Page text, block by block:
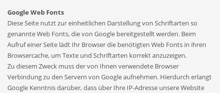
Google Web Fonts
Diese Seite nutzt zur einheitlichen Darstellung von Schriftarten so
genannte Web Fonts, die von Google bereitgestellt werden. Beim
Aufruf einer Seite lädt Ihr Browser die benötigten Web Fonts in ihren
Browsercache, um Texte und Schriftarten korrekt anzuzeigen.
Zu diesem Zweck muss der von Ihnen verwendete Browser
Verbindung zu den Servern von Google aufnehmen. Hierdurch erlangt
Google Kenntnis darüber, dass über Ihre IP-Adresse unsere Website